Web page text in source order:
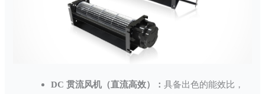
DC 贯流风机（直流高效）：具备出色的能效比，